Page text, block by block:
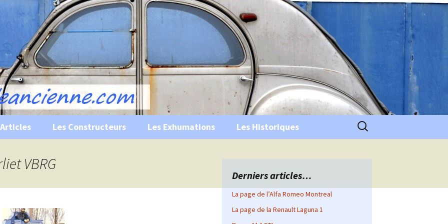
Ancienne
historiques …
Les Constructeurs Les Exhumations Les Historiques Rechercher :
VBRG
Derniers articles…
La page de l’Alfa Romeo Montreal
La page de la Renault Laguna 1